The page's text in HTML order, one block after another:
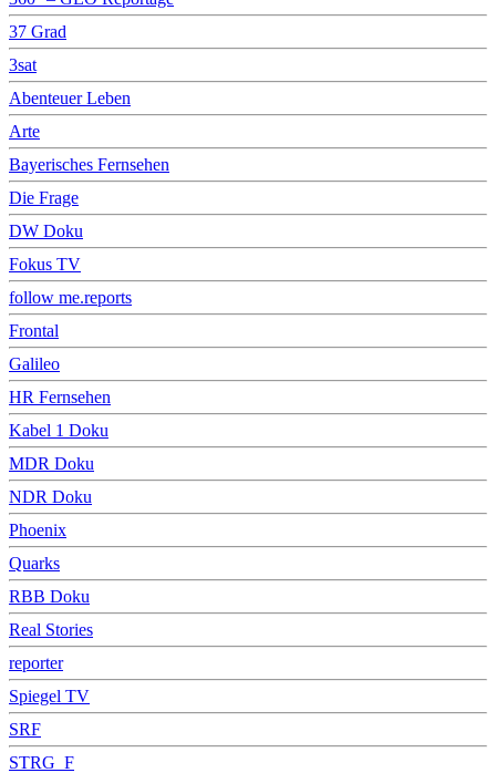
37 Grad
3sat
Abenteuer Leben
Arte
Bayerisches Fernsehen
Die Frage
DW Doku
Fokus TV
follow me.reports
Frontal
Galileo
HR Fernsehen
Kabel 1 Doku
MDR Doku
NDR Doku
Phoenix
Quarks
RBB Doku
Real Stories
reporter
Spiegel TV
SRF
STRG_F